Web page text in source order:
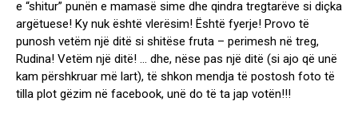
e “shitur” punën e mamasë sime dhe qindra tregtarëve si diçka
argëtuese! Ky nuk është vlerësim! Është fyerje! Provo të
punosh vetëm një ditë si shitëse fruta – perimesh në treg,
Rudina! Vetëm një ditë! … dhe, nëse pas një ditë (si ajo që unë
kam përshkruar më lart), të shkon mendja të postosh foto të
tilla plot gëzim në facebook, unë do të ta jap votën!!!